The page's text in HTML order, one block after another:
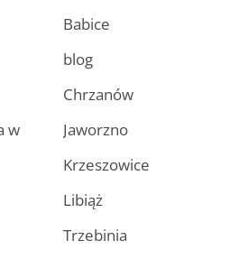
w
Babice
blog
Chrzanów
Jaworzno
Krzeszowice
Libiąż
Trzebinia